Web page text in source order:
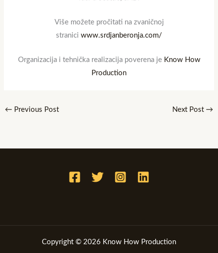
Više možete pročitati na zvaničnoj
stranici www.srdjanberonja.com/
Organizacija i tehnička realizacija poverena jeKnow How
Production
← Previous Post Next Post →
Copyright © 2026 Know How Production